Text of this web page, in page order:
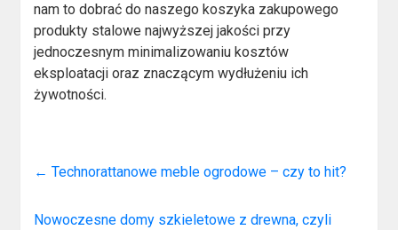
nam to dobrać do naszego koszyka zakupowego
produkty stalowe najwyższej jakości przy
jednoczesnym minimalizowaniu kosztów
eksploatacji oraz znaczącym wydłużeniu ich
żywotności.
← Technorattanowe meble ogrodowe – czy to hit?
Nowoczesne domy szkieletowe z drewna, czyli